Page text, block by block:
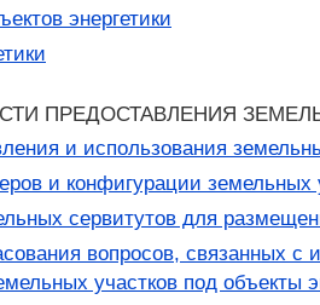
энергетики
ПРЕДОСТАВЛЕНИЯ
и использования
и конфигурации земельных
сервитутов для
вопросов, связанных
участков под объекты